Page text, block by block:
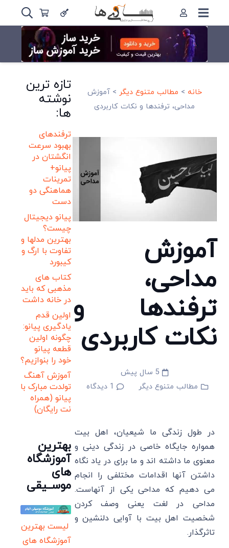
خانه > مطالب متنوع دیگر >آموزش
مداحی، ترفندها و نکات کاربردی
آموزش
مداحی،
ترفندها و
نکات کاربردی
5 سال پیش
مطالب متنوع دیگر
1 دیدگاه
در طول زندگی ما شیعیان، اهل بیت
همواره جایگاه خاصی در زندگی دینی و
معنوی ما داشته اند و ما برای در یاد نگاه
داشتن آنها اقدامات مختلفی را انجام
می دهیم که مداحی یکی از آنهاست.
مداحی در لغت یعنی وصف کردن
شخصیت اهل بیت با آوایی دلنشین و
تاثرگذار.
تازه ترین
نوشته
ها:
ترفندهای
بهبود سرعت
انگشتان در
پیانو+
تمرینات
هماهنگی دو
دست
پیانو دیجیتال
چیست؟
بهترین مدلها و
تفاوت با ارگ و
کیبورد
کتاب های
مذهبی که باید
در خانه داشت
اولین قدم
یادگیری پیانو:
چگونه اولین
قطعه پیانو
خود را بنوازیم؟
آموزش آهنگ
تولدت مبارک با
پیانو (همراه
نت رایگان)
بهترین
آموزشگاه
های
موســیقی
لیست بهترین
آموزشگاه های